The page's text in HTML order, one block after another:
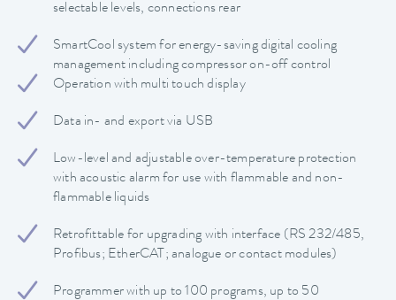
selectable levels, connections rear
SmartCool system for energy-saving digital cooling
management including compressor on-off control
Operation with multi touch display
Data in- and export via USB
Low-level and adjustable over-temperature protection
with acoustic alarm for use with flammable and non-
flammable liquids
Retrofittable for upgrading with interface (RS 232/485,
Profibus; EtherCAT; analogue or contact modules)
Programmer with up to 100 programs, up to 50